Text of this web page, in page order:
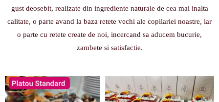
gust deosebit, realizate din ingrediente naturale de cea mai inalta
calitate, o parte avand la baza retete vechi ale copilariei noastre, iar
o parte cu retete create de noi, incercand sa aducem bucurie,
zambete si satisfactie.